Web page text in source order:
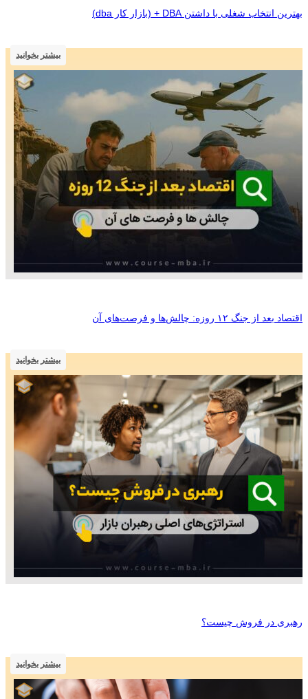
بهترین انتخاب شغلی با داشتن DBA + (بازار کار dba)
بیشتر بخوانید
اقتصاد بعد از جنگ ۱۲ روزه: چالش‌ها و فرصت‌های آن
بیشتر بخوانید
رهبری در فروش چیست؟
بیشتر بخوانید